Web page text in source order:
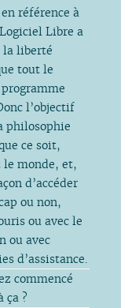
référence à
Libre a
la liberté
tout le
l’objectif
philosophie
ce soit,
monde, et,
d’accéder
ou non,
ou avec le
ou avec
d’assistance.
commencé
ça ?